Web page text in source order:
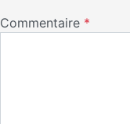
Commentaire *